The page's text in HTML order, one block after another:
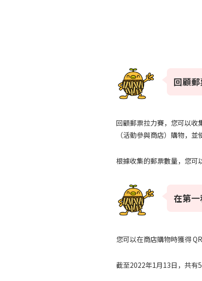
回顧郵
回顧郵票拉力賽，您可以收
（活動參與商店）購物，
根據收集的郵票數量，您可
在第一
您可以在商店購物時獲得
截至2022年1月13日，共有5